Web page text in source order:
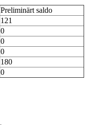
Preliminärt saldo
121
0
0
0
180
0